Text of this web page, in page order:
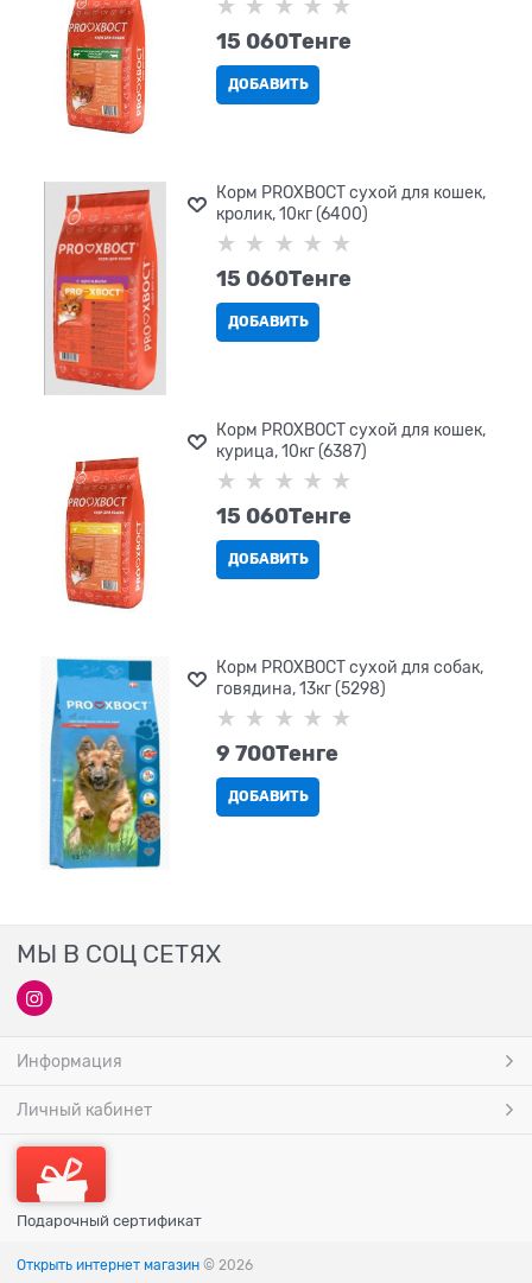
15 060Tенге
ДОБАВИТЬ
Корм PROХВОСТ сухой для кошек,
кролик, 10кг (6400)
15 060Tенге
ДОБАВИТЬ
Корм PROХВОСТ сухой для кошек,
курица, 10кг (6387)
15 060Tенге
ДОБАВИТЬ
Корм PROХВОСТ сухой для собак,
говядина, 13кг (5298)
9 700Tенге
ДОБАВИТЬ
МЫ В СОЦ СЕТЯХ
Информация
Личный кабинет
Подарочный сертификат
Открыть интернет магазин © 2026